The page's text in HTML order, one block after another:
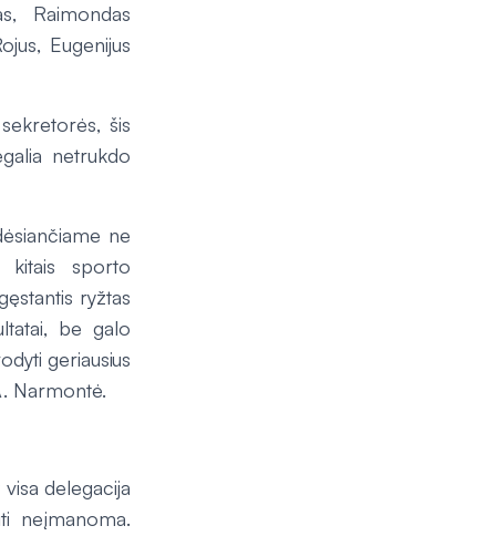
Raimondas
Eugenijus
šis
netrukdo
ne
kitais sporto
ryžtas
be galo
geriausius
Narmontė.
delegacija
neįmanoma.